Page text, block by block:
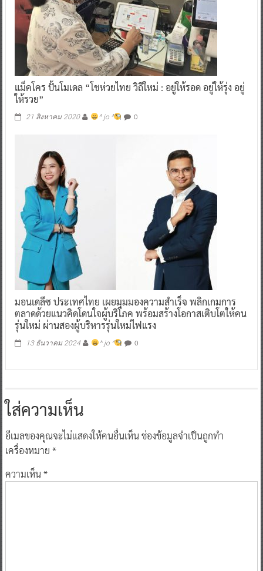
แม็คโคร ปั้นโมเดล “โชห่วยไทย วิถีใหม่ : อยู่ให้รอด อยู่ให้รุ่ง อยู่
ให้รวย”
21 สิงหาคม 2020 ^ jo ^ 0
มอนเดลีซ ประเทศไทย เผยมุมมองความสำเร็จ พลิกเกมการ
ตลาดด้วยแนวคิดโดนใจผู้บริโภค พร้อมสร้างโอกาสเติบโตให้คน
รุ่นใหม่ ผ่านสองผู้บริหารรุ่นใหม่ไฟแรง
13 ธันวาคม 2024 ^ jo ^ 0
ใส่ความเห็น
อีเมลของคุณจะไม่แสดงให้คนอื่นเห็นช่องข้อมูลจำเป็นถูกทำ
เครื่องหมาย *
ความเห็น*